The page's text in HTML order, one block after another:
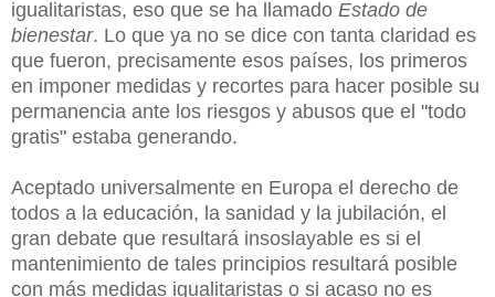
igualitaristas, eso que se ha llamado Estado de
bienestar. Lo que ya no se dice con tanta claridad es
que fueron, precisamente esos países, los primeros
en imponer medidas y recortes para hacer posible su
permanencia ante los riesgos y abusos que el "todo
gratis" estaba generando.
Aceptado universalmente en Europa el derecho de
todos a la educación, la sanidad y la jubilación, el
gran debate que resultará insoslayable es si el
mantenimiento de tales principios resultará posible
con más medidas igualitaristas o si acaso no es